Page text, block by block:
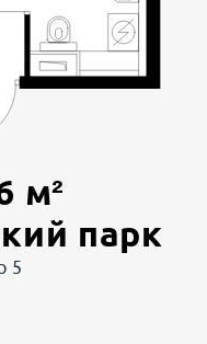
м²
парк
5